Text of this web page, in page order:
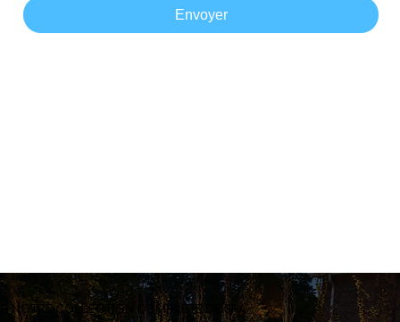
Envoyer
NOTRE COLLECTION COMPLÈTE DE SPA